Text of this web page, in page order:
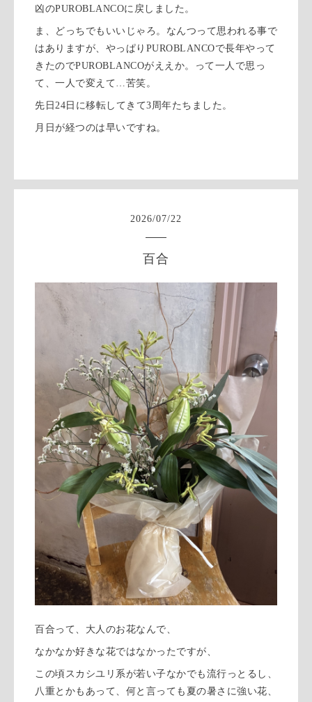
凶のPUROBLANCOに戻しました。
ま、どっちでもいいじゃろ。なんつって思われる事で
はありますが、やっぱりPUROBLANCOで長年やって
きたのでPUROBLANCOがええか。って一人で思っ
て、一人で変えて…苦笑。
先日24日に移転してきて3周年たちました。
月日が経つのは早いですね。
2026/07/22
百合
百合って、大人のお花なんで、
なかなか好きな花ではなかったですが、
この頃スカシユリ系が若い子なかでも流行っとるし、
八重とかもあって、何と言っても夏の暑さに強い花、